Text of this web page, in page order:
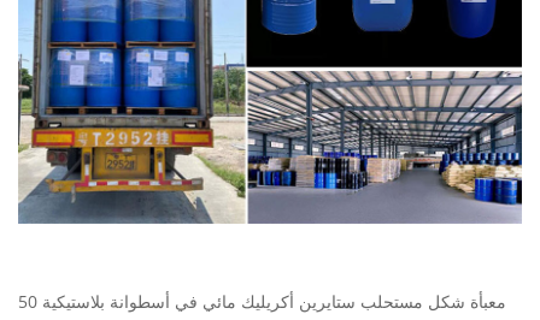
معبأة شكل مستحلب ستايرين أكريليك
مائي في أسطوانة بلاستيكية 50